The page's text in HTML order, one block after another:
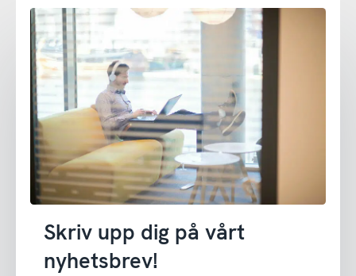
Skriv upp dig på vårt
nyhetsbrev!